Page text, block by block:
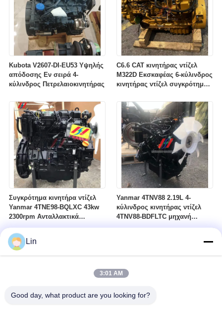
Kubota V2607-DI-EU53 Υψηλής
απόδοσης Εν σειρά 4-
κύλινδρος Πετρελαιοκινητήρας
C6.6 CAT κινητήρας ντίζελ
M322D Εκσκαφέας 6-κύλινδρος
κινητήρας ντίζελ συγκρότημα
μηχανήματα κατασκευών
Συγκρότημα κινητήρα ντίζελ
Yanmar 4TNE98-BQLXC 43kw
2300rpm Ανταλλακτικά
κινητήρα εκσκαφέα
Μηχανήματα κατασκευών
Yanmar 4TNV88 2.19L 4-
κύλινδρος κινητήρας ντίζελ
4TNV88-BDFLTC μηχανή
εξορυκτικού εξορυκτικού
Lin
3:01 AM
Good day, what product are you looking for?